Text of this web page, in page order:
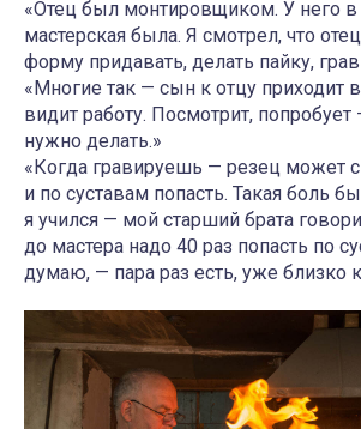
«Отец был монтировщиком. У него
мастерская была. Я смотрел, что
форму придавать, делать пайку,
«Многие так — сын к отцу приходит
видит работу. Посмотрит,
нужно делать.»
«Когда гравируешь — резец может
и по суставам попасть. Такая боль
я учился — мой старший брата
до мастера надо 40 раз попасть по
думаю, — пара раз есть, уже близко